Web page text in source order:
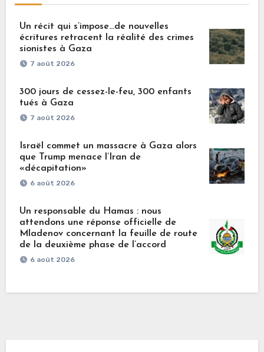
Un récit qui s’impose…de nouvelles
écritures retracent la réalité des crimes
sionistes à Gaza
7 août 2026
300 jours de cessez-le-feu, 300 enfants
tués à Gaza
7 août 2026
Israël commet un massacre à Gaza alors
que Trump menace l’Iran de
«décapitation»
6 août 2026
Un responsable du Hamas : nous
attendons une réponse officielle de
Mladenov concernant la feuille de route
de la deuxième phase de l’accord
6 août 2026